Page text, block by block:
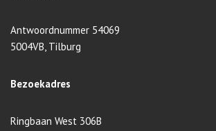
Antwoordnummer 54069
5004VB, Tilburg
Bezoekadres
Ringbaan West 306B